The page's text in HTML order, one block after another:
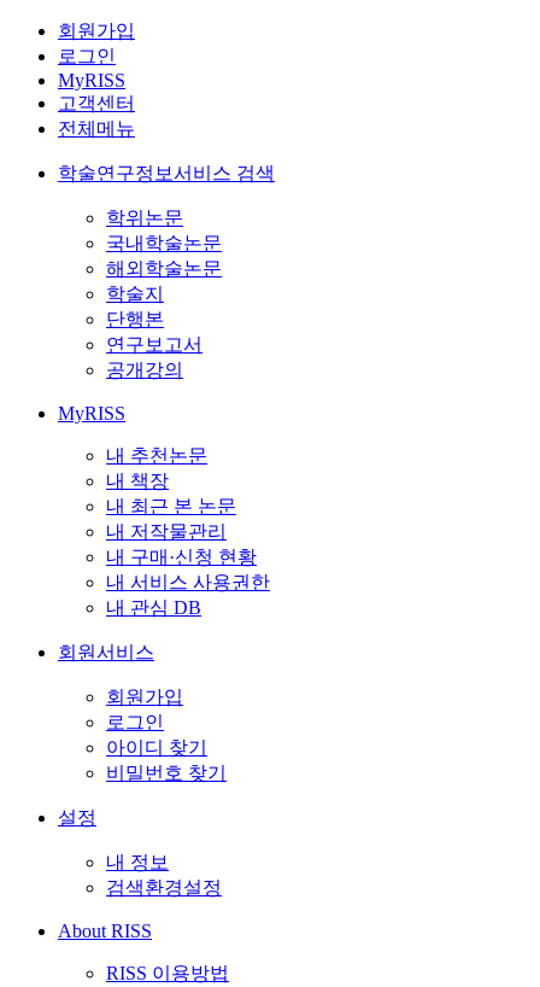
회원가입
로그인
MyRISS
고객센터
전체메뉴
학술연구정보서비스 검색
학위논문
국내학술논문
해외학술논문
학술지
단행본
연구보고서
공개강의
MyRISS
내 추천논문
내 책장
내 최근 본 논문
내 저작물관리
내 구매·신청 현황
내 서비스 사용권한
내 관심 DB
회원서비스
회원가입
로그인
아이디 찾기
비밀번호 찾기
설정
내 정보
검색환경설정
About RISS
RISS 이용방법